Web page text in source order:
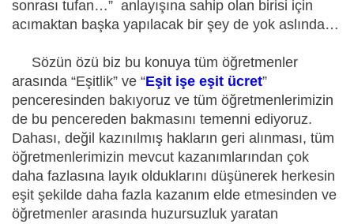
sonrası tufan…” anlayışına sahip olan birisi için
acımaktan başka yapılacak bir şey de yok aslında…
Sözün özü biz bu konuya tüm öğretmenler
arasında “Eşitlik” ve “Eşit işe eşit ücret”
penceresinden bakıyoruz ve tüm öğretmenlerimizin
de bu pencereden bakmasını temenni ediyoruz.
Dahası, değil kazınılmış hakların geri alınması, tüm
öğretmenlerimizin mevcut kazanımlarından çok
daha fazlasına layık olduklarını düşünerek herkesin
eşit şekilde daha fazla kazanım elde etmesinden ve
öğretmenler arasında huzursuzluk yaratan